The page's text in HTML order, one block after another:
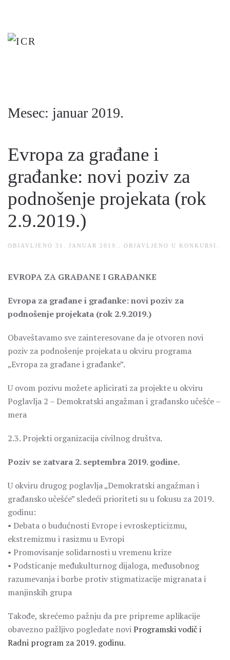
to
Mesec: januar 2019.
Evropa za građane i
građanke: novi poziv za
podnošenje projekata (rok
2.9.2019.)
OBJAVLJENO 31. JANUAR 2019. . OBJAVLJENO U KONKURSI
EVROPA ZA GRAĐANE I GRAĐANKE
Evropa za građane i građanke: novi poziv za
podnošenje projekata (rok 2.9.2019.)
Obaveštavamo sve zainteresovane da je otvoren novi
poziv za podnošenje projekata u okviru programa
„Evropa za građane i građanke”.
U ovom pozivu možete aplicirati za projekte u okviru
Poglavlja 2 – Demokratski angažman i građansko učešće –
mera
2.3. Projekti organizacija civilnog društva.
Poziv se zatvara 2. septembra 2019. godine.
U okviru drugog poglavlja „Demokratski angažman i
građansko učešće” sledeći prioriteti su u fokusu za 2019.
godinu:
• Debata o budućnosti Evrope i evroskepticizmu,
ekstremizmu i rasizmu u Evropi
• Promovisanje solidarnosti u vremenu krize
• Podsticanje međukulturnog dijaloga, međusobnog
razumevanja i borbe protiv stigmatizacije migranata i
manjinskih grupa
Takođe, skrećemo pažnju da pre pripreme aplikacije
obavezno pažljivo pogledate noviProgramski vodič i
Radni program za 2019. godinu.